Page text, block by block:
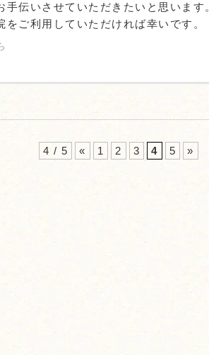
手伝いさせていただきたいと思いま
をご利用していただければ幸いです。
4 / 5 « 1 2 3 4 5 »